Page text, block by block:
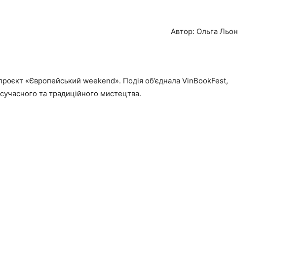
Автор: Ольга Льон
«Європейський weekend». Подія об’єднала VinBookFest,
та традиційного мистецтва.